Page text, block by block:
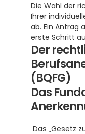
Die Wahl der
Ihrer
ab. Ein Antrag
erste Schritt
Der
(BQFG)
Das